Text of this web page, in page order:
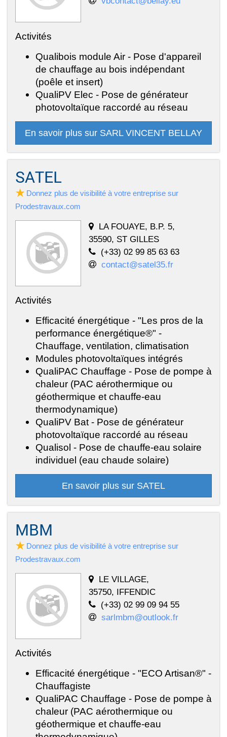
Activités
Qualibois module Air - Pose d'appareil
de chauffage au bois indépendant
(poêle et insert)
QualiPV Elec - Pose de générateur
photovoltaïque raccordé au réseau
En savoir plus sur SARL VINCENT BELLAY
SATEL
Donnez plus de visibilité à votre entreprise sur
Prodestravaux.com
LA FOUAYE, B.P. 5,
35590, ST GILLES
(+33) 02 99 85 63 63
contact@satel35.fr
Activités
Efficacité énergétique - "Les pros de la
performance énergétique®" -
Chauffage, ventilation, climatisation
Modules photovoltaïques intégrés
QualiPAC Chauffage - Pose de pompe à
chaleur (PAC aérothermique ou
géothermique et chauffe-eau
thermodynamique)
QualiPV Bat - Pose de générateur
photovoltaïque raccordé au réseau
Qualisol - Pose de chauffe-eau solaire
individuel (eau chaude solaire)
En savoir plus sur SATEL
MBM
Donnez plus de visibilité à votre entreprise sur
Prodestravaux.com
LE VILLAGE,
35750, IFFENDIC
(+33) 02 99 09 94 55
sarlmbm@outlook.fr
Activités
Efficacité énergétique - "ECO Artisan®" -
Chauffagiste
QualiPAC Chauffage - Pose de pompe à
chaleur (PAC aérothermique ou
géothermique et chauffe-eau